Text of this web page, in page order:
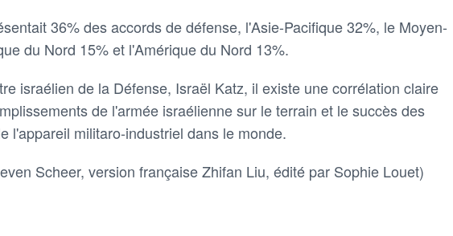
36% des accords ​de défense, l'Asie-Pacifique 32%, le Moyen-
du Nord 15% et l'Amérique du Nord 13%.
israélien de la Défense, Israël Katz, il existe une corrélation claire
de l'armée israélienne sur le terrain et le succès des
l'appareil militaro-industriel dans le monde.
Scheer, version française Zhifan Liu, édité ​par Sophie Louet)